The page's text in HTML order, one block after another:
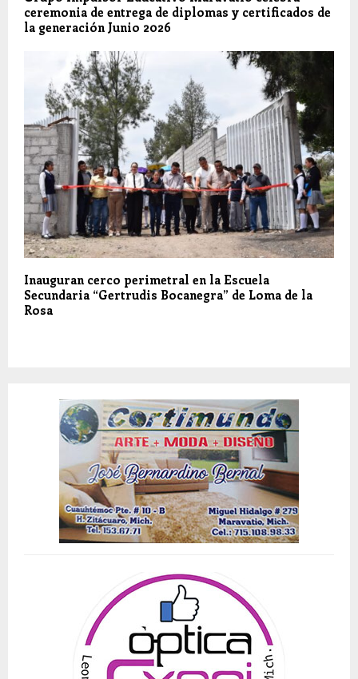
ceremonia de entrega de diplomas y certificados de
la generación Junio 2026
Inauguran cerco perimetral en la Escuela
Secundaria “Gertrudis Bocanegra” de Loma de la
Rosa